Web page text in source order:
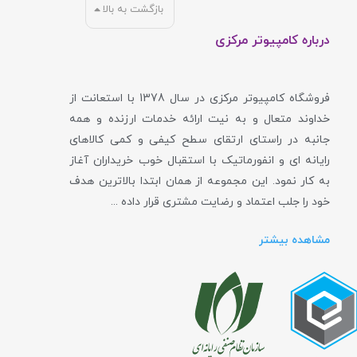
بازگشت به بالا
درباره کامپیوتر مرکزی
فروشگاه کامپیوتر مرکزی در سال 1378 با استعانت از
خداوند متعال و به نیت ارائه خدمات ارزنده و همه
جانبه در راستای ارتقای سطح کیفی و کمی کالاهای
رایانه ای و انفورماتیک با استقبال خوب خریداران آغاز
به کار نمود. این مجموعه از همان ابتدا بالاترین هدف
خود را جلب اعتماد و رضایت مشتری قرار داده ...
مشاهده بیشتر